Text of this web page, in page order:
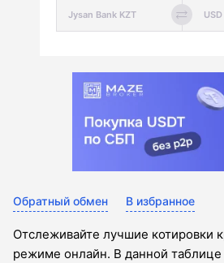
Обратный обмен В избранное
Отслеживайте лучшие котировки
режиме онлайн. В данной таблице